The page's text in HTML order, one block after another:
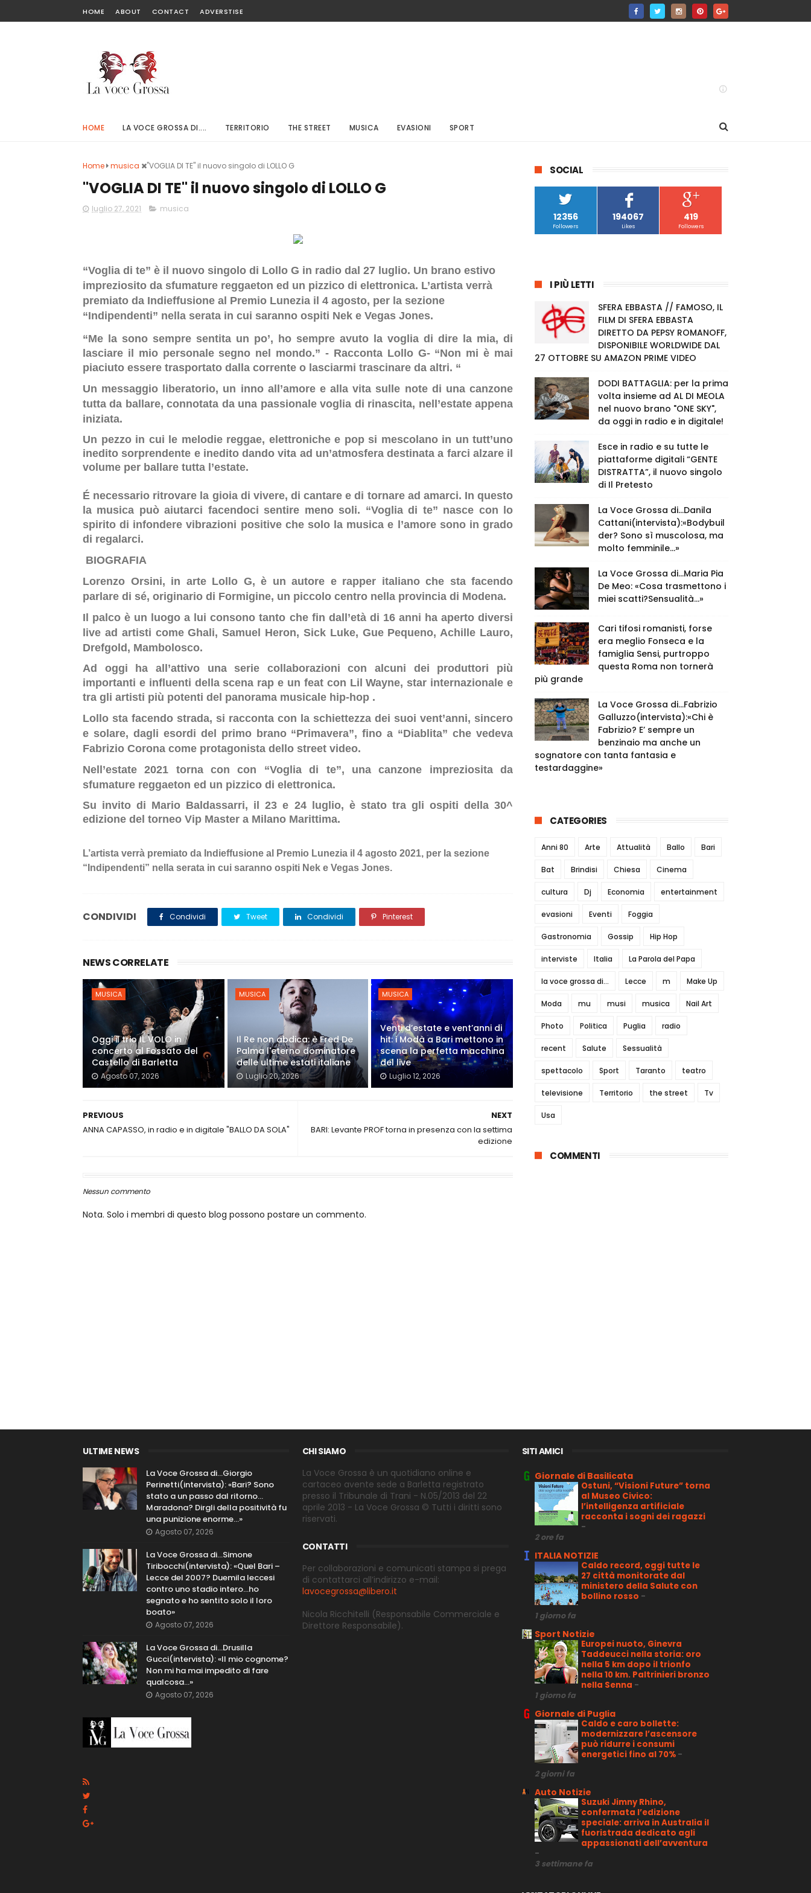
HOME ABOUT CONTACT ADVERSTISE
HOME LA VOCE GROSSA DI.... TERRITORIO THE STREET MUSICA EVASIONI SPORT
Home musica "VOGLIA DI TE" il nuovo singolo di LOLLO G
"VOGLIA DI TE" il nuovo singolo di LOLLO G
luglio 27, 2021 musica
“Voglia di te” è il nuovo singolo di Lollo G in radio dal 27 luglio. Un brano estivo
impreziosito da sfumature reggaeton ed un pizzico di elettronica. L’artista verrà
premiato da Indieffusione al Premio Lunezia il 4 agosto, per la sezione
“Indipendenti” nella serata in cui saranno ospiti Nek e Vegas Jones.
“Me la sono sempre sentita un po’, ho sempre avuto la voglia di dire la mia, di
lasciare il mio personale segno nel mondo.” - Racconta Lollo G- “Non mi è mai
piaciuto essere trasportato dalla corrente o lasciarmi trascinare da altri. “
Un messaggio liberatorio, un inno all’amore e alla vita sulle note di una canzone
tutta da ballare, connotata da una passionale voglia di rinascita, nell’estate appena
iniziata.
Un pezzo in cui le melodie reggae, elettroniche e pop si mescolano in un tutt’uno
inedito sorprendente e inedito dando vita ad un’atmosfera destinata a farci alzare il
volume per ballare tutta l’estate.
É necessario ritrovare la gioia di vivere, di cantare e di tornare ad amarci. In questo
la musica può aiutarci facendoci sentire meno soli. “Voglia di te” nasce con lo
spirito di infondere vibrazioni positive che solo la musica e l’amore sono in grado
di regalarci.
BIOGRAFIA
Lorenzo Orsini, in arte Lollo G, è un autore e rapper italiano che sta facendo
parlare di sé, originario di Formigine, un piccolo centro nella provincia di Modena.
Il palco è un luogo a lui consono tanto che fin dall’età di 16 anni ha aperto diversi
live ad artisti come Ghali, Samuel Heron, Sick Luke, Gue Pequeno, Achille Lauro,
Drefgold, Mambolosco.
Ad oggi ha all’attivo una serie collaborazioni con alcuni dei produttori più
importanti e influenti della scena rap e un feat con Lil Wayne, star internazionale e
tra gli artisti più potenti del panorama musicale hip-hop .
Lollo sta facendo strada, si racconta con la schiettezza dei suoi vent’anni, sincero
e solare, dagli esordi del primo brano “Primavera”, fino a “Diablita” che vedeva
Fabrizio Corona come protagonista dello street video.
Nell’estate 2021 torna con con “Voglia di te”, una canzone impreziosita da
sfumature reggaeton ed un pizzico di elettronica.
Su invito di Mario Baldassarri, il 23 e 24 luglio, è stato tra gli ospiti della 30^
edizione del torneo Vip Master a Milano Marittima.
L’artista verrà premiato da Indieffusione al Premio Lunezia il 4 agosto 2021, per la sezione
“Indipendenti” nella serata in cui saranno ospiti Nek e Vegas Jones.
CONDIVIDI Condividi Tweet Condividi Pinterest
NEWS CORRELATE
MUSICA
Oggi il trio IL VOLO in
concerto al Fossato del
Castello di Barletta
Agosto 07, 2026
MUSICA
Il Re non abdica: è Fred De
Palma l'eterno dominatore
delle ultime estati italiane
Luglio 20, 2026
MUSICA
Venti d’estate e vent’anni di
hit: i Modà a Bari mettono in
scena la perfetta macchina
del live
Luglio 12, 2026
NEXT
BARI: Levante PROF torna in presenza con la settima
edizione
PREVIOUS
ANNA CAPASSO, in radio e in digitale "BALLO DA SOLA"
Nessun commento
Nota. Solo i membri di questo blog possono postare un commento.
SOCIAL
12356
Followers
194067
Likes
419
Followers
I PIÙ LETTI
SFERA EBBASTA // FAMOSO, IL
FILM DI SFERA EBBASTA
DIRETTO DA PEPSY ROMANOFF,
DISPONIBILE WORLDWIDE DAL
27 OTTOBRE SU AMAZON PRIME VIDEO
DODI BATTAGLIA: per la prima
volta insieme ad AL DI MEOLA
nel nuovo brano "ONE SKY",
da oggi in radio e in digitale!
Esce in radio e su tutte le
piattaforme digitali “GENTE
DISTRATTA”, il nuovo singolo
di Il Pretesto
La Voce Grossa di…Danila
Cattani(intervista):«Bodybuil
der? Sono sì muscolosa, ma
molto femminile…»
La Voce Grossa di…Maria Pia
De Meo: «Cosa trasmettono i
miei scatti?Sensualità…»
Cari tifosi romanisti, forse
era meglio Fonseca e la
famiglia Sensi, purtroppo
questa Roma non tornerà
più grande
La Voce Grossa di…Fabrizio
Galluzzo(intervista):«Chi è
Fabrizio? E’ sempre un
benzinaio ma anche un
sognatore con tanta fantasia e
testardaggine»
CATEGORIES
Anni 80 Arte Attualità Ballo Bari
Bat Brindisi Chiesa Cinema
cultura Dj Economia entertainment
evasioni Eventi Foggia
Gastronomia Gossip Hip Hop
interviste Italia La Parola del Papa
la voce grossa di... Lecce m Make Up
Moda mu musi musica Nail Art
Photo Politica Puglia radio
recent Salute Sessualità
spettacolo Sport Taranto teatro
televisione Territorio the street Tv
Usa
COMMENTI
ULTIME NEWS
La Voce Grossa di…Giorgio
Perinetti(intervista): «Bari? Sono
stato a un passo dal ritorno...
Maradona? Dirgli della positività fu
una punizione enorme…»
Agosto 07, 2026
La Voce Grossa di…Simone
Tiribocchi(intervista): «Quel Bari –
Lecce del 2007? Duemila leccesi
contro uno stadio intero...ho
segnato e ho sentito solo il loro
boato»
Agosto 07, 2026
La Voce Grossa di…Drusilla
Gucci(intervista): «Il mio cognome?
Non mi ha mai impedito di fare
qualcosa…»
Agosto 07, 2026
CHI SIAMO
La Voce Grossa è un quotidiano online e
cartaceo avente sede a Barletta registrato
presso il Tribunale di Trani - N.05/2013 del 22
aprile 2013 - La Voce Grossa © Tutti i diritti sono
riservati.
CONTATTI
Per collaborazioni e comunicati stampa si prega
di contattarci all’indirizzo e-mail:
lavocegrossa@libero.it
Nicola Ricchitelli (Responsabile Commerciale e
Direttore Responsabile).
SITI AMICI
Giornale di Basilicata
Ostuni, “Visioni Future” torna
al Museo Civico:
l’intelligenza artificiale
racconta i sogni dei ragazzi
-
2 ore fa
ITALIA NOTIZIE
Caldo record, oggi tutte le
27 città monitorate dal
ministero della Salute con
bollino rosso -
1 giorno fa
Sport Notizie
Europei nuoto, Ginevra
Taddeucci nella storia: oro
nella 5 km dopo il trionfo
nella 10 km. Paltrinieri bronzo
nella Senna -
1 giorno fa
Giornale di Puglia
Caldo e caro bollette:
modernizzare l’ascensore
può ridurre i consumi
energetici fino al 70% -
2 giorni fa
Auto Notizie
Suzuki Jimny Rhino,
confermata l’edizione
speciale: arriva in Australia il
fuoristrada dedicato agli
appassionati dell’avventura
-
3 settimane fa